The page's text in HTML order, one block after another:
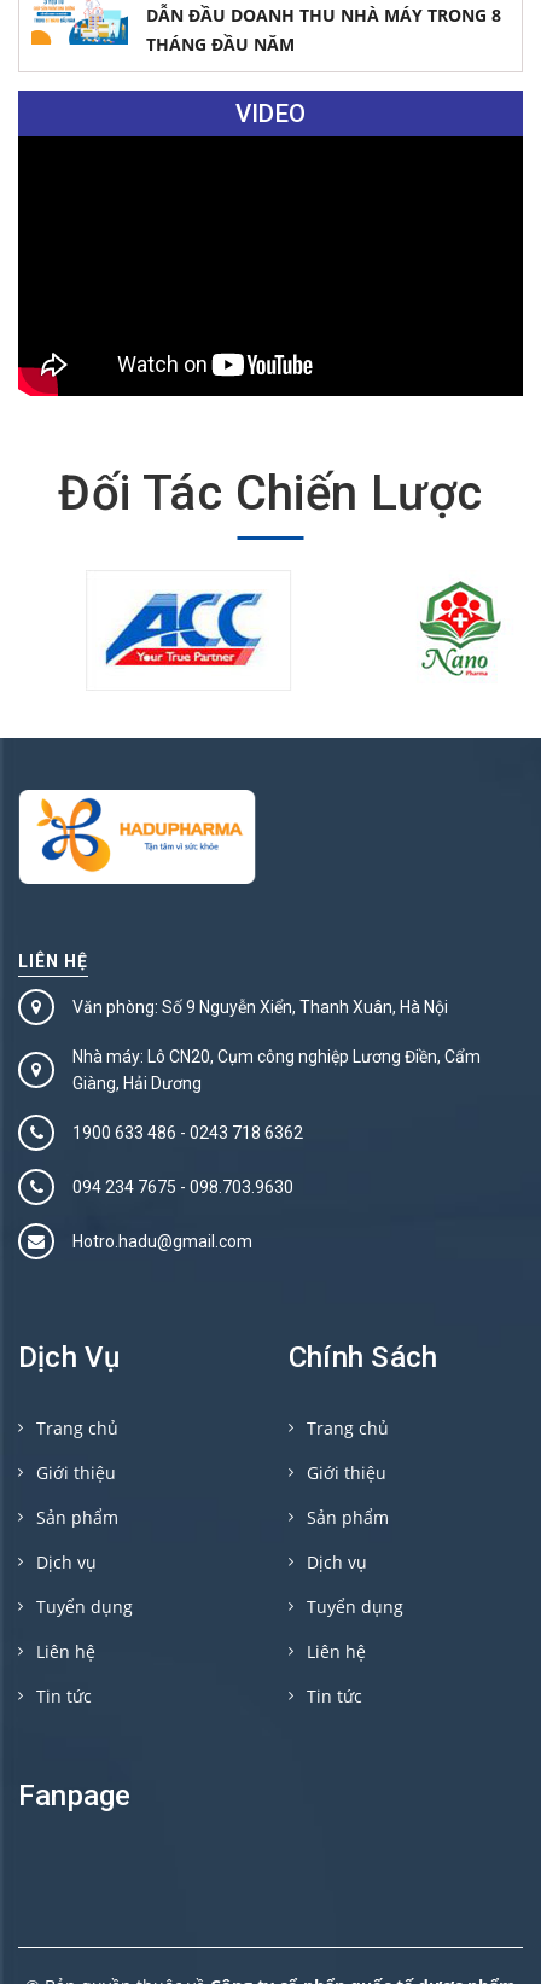
DẪN ĐẦU DOANH THU NHÀ MÁY TRONG 8
THÁNG ĐẦU NĂM
VIDEO
Đối Tác Chiến Lược
LIÊN HỆ
Văn phòng: Số 9 Nguyễn Xiển, Thanh Xuân, Hà Nội
Nhà máy: Lô CN20, Cụm công nghiệp Lương Điền, Cẩm
Giàng, Hải Dương
1900 633 486 - 0243 718 6362
094 234 7675‬ - 098.703.9630
Hotro.hadu@gmail.com
Dịch Vụ
Trang chủ
Giới thiệu
Sản phẩm
Dịch vụ
Tuyển dụng
Liên hệ
Tin tức
Chính Sách
Trang chủ
Giới thiệu
Sản phẩm
Dịch vụ
Tuyển dụng
Liên hệ
Tin tức
Fanpage